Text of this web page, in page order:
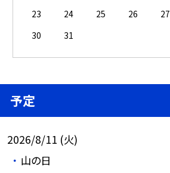
23
24 25 26 27
30
31
予定
2026/8/11 (火)
山の日